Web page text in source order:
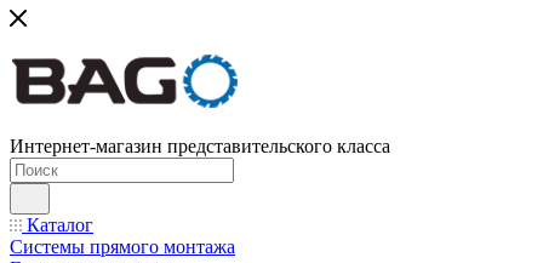
Интернет-магазин представительского класса
Каталог
Системы прямого монтажа